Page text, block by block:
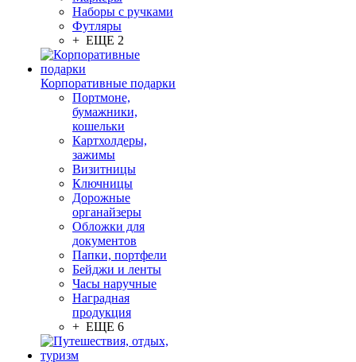
Наборы с ручками
Футляры
+ ЕЩЕ 2
Корпоративные подарки
Портмоне,
бумажники,
кошельки
Картхолдеры,
зажимы
Визитницы
Ключницы
Дорожные
органайзеры
Обложки для
документов
Папки, портфели
Бейджи и ленты
Часы наручные
Наградная
продукция
+ ЕЩЕ 6